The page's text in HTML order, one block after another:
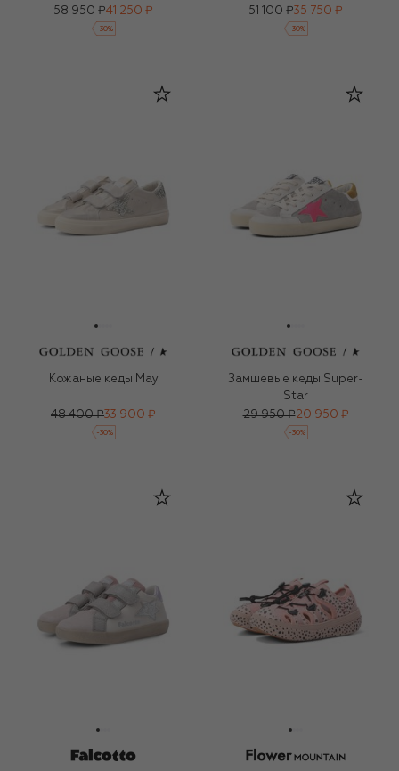
58 950 ₽41 250 ₽
-30%
51 100 ₽35 750 ₽
-30%
Кожаные кеды May
48 400 ₽33 900 ₽
-30%
Замшевые кеды Super-
Star
29 950 ₽20 950 ₽
-30%